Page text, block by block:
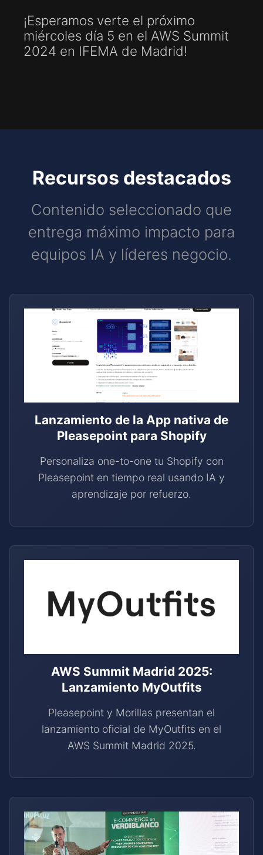
¡Esperamos verte el próximo
miércoles día 5 en el AWS Summit
2024 en IFEMA de Madrid!
Recursos destacados
Contenido seleccionado que
entrega máximo impacto para
equipos IA y líderes negocio.
Lanzamiento de la App nativa de
Pleasepoint para Shopify
Personaliza one-to-one tu Shopify con
Pleasepoint en tiempo real usando IA y
aprendizaje por refuerzo.
AWS Summit Madrid 2025:
Lanzamiento MyOutfits
Pleasepoint y Morillas presentan el
lanzamiento oficial de MyOutfits en el
AWS Summit Madrid 2025.